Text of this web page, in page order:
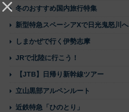
冬のおすすめ国内旅行特集
新型特急スペーシアXで日光鬼怒川へ
しまかぜで行く伊勢志摩
JRで北陸に行こう！
【JTB】日帰り新幹線ツアー
立山黒部アルペンルート
近鉄特急「ひのとり」